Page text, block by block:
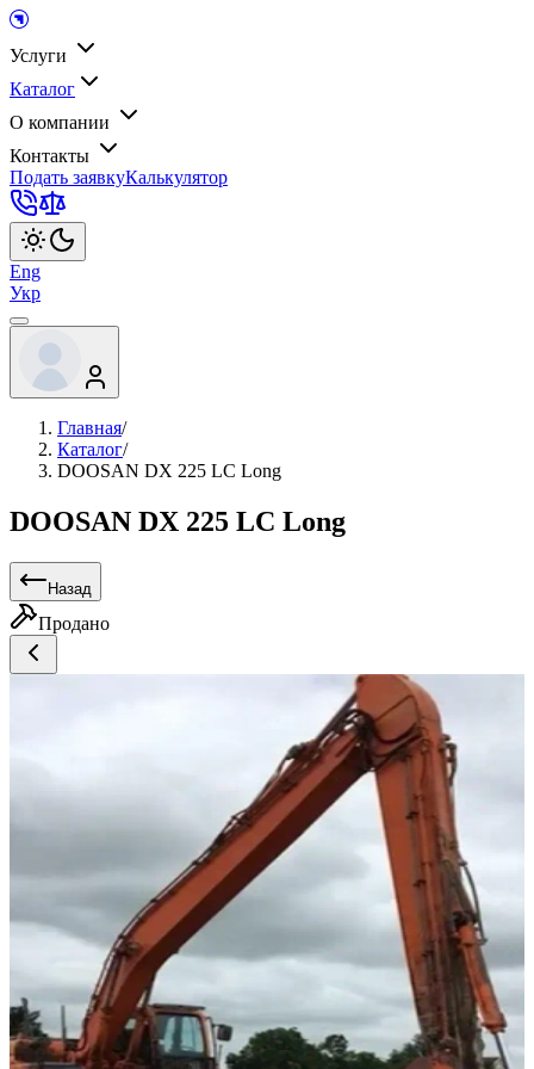
Услуги
Каталог
О компании
Контакты
Подать заявкуКалькулятор
Eng
Укр
Главная/
Каталог/
DOOSAN DX 225 LC Long
DOOSAN DX 225 LC Long
Назад
Продано